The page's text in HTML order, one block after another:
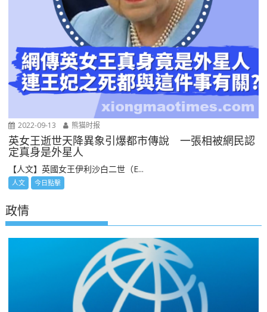
2022-09-13 熊猫时报
英女王逝世天降異象引爆都市傳說 一張相被網民認
定真身是外星人
【人文】英國女王伊利沙白二世（E...
人文 今日點擊
政情